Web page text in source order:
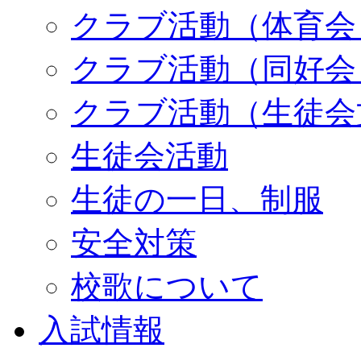
クラブ活動（体育
クラブ活動（同好
クラブ活動（生徒
生徒会活動
生徒の一日、制服
安全対策
校歌について
入試情報